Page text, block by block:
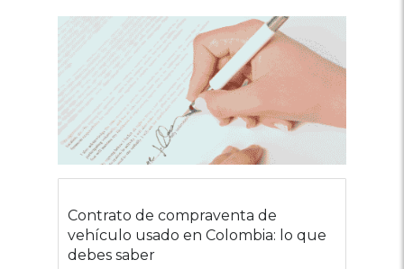
Contrato de compraventa de
vehículo usado en Colombia: lo que
debes saber